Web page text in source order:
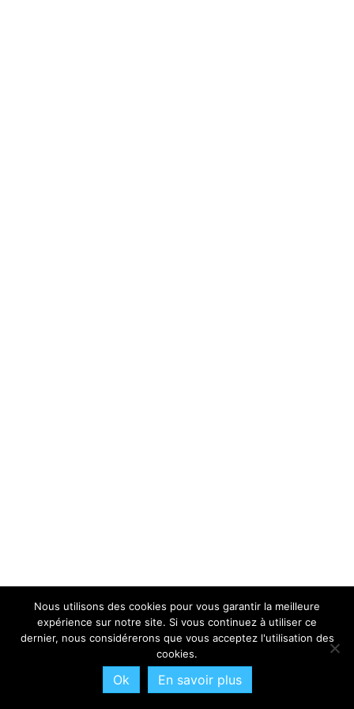
Nous utilisons des cookies pour vous garantir la meilleure
expérience sur notre site. Si vous continuez à utiliser ce
dernier, nous considérerons que vous acceptez l'utilisation des
cookies.
Ok En savoir plus